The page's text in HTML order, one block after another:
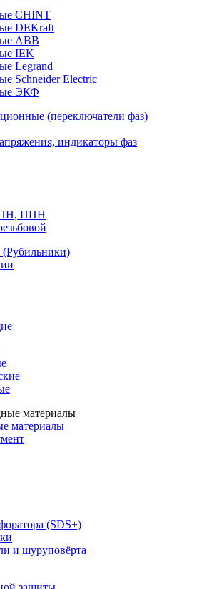
CHINT
DEKraft
ABB
IEK
Legrand
Schneider Electric
ЭКФ
(переключатели фаз)
индикаторы фаз
ПН, ППН
(Рубильники)
материалы
(SDS+)
и шуруповёрта